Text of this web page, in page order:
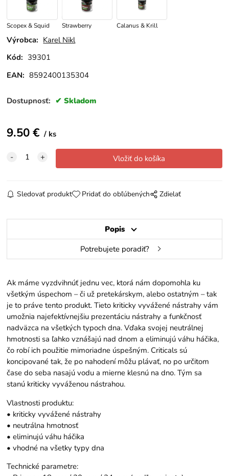
Scopex & Squid Strawberry Calanus & Krill
Výrobca: Karel Nikl
Kód: 39301
EAN: 8592400135304
Dostupnosť: Skladom
9.50€ ks
Sledovať produkt Pridať do obľúbených Zdielať
Popis
Potrebujete poradiť?
Ak máme vyzdvihnúť jednu vec, ktorá nám dopomohla ku
všetkým úspechom – či už pretekárskym, alebo ostatným – tak
je to práve tento produkt. Tieto kriticky vyvážené nástrahy vám
umožnia najefektívnejšiu prezentáciu nástrahy a funkčnosť
nadväzca na všetkých typoch dna. Vďaka svojej neutrálnej
hmotnosti sa ľahko vznášajú nad dnom a eliminujú váhu háčika,
čo robí ich použitie mimoriadne úspešným. Criticals sú
koncipované tak, že po nahodení môžu plávať, no po určitom
čase do seba nasajú vodu a mierne klesnú na dno. Tým sa
stanú kriticky vyváženou nástrahou.
Vlastnosti produktu:
• kriticky vyvážené nástrahy
• neutrálna hmotnosť
• eliminujú váhu háčika
• vhodné na všetky typy dna
Technické parametre: